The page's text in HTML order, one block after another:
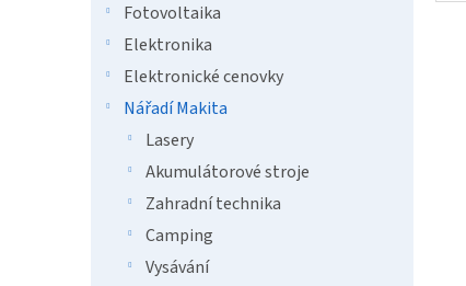
Fotovoltaika
Elektronika
Elektronické cenovky
Nářadí Makita
Lasery
Akumulátorové stroje
Zahradní technika
Camping
Vysávání